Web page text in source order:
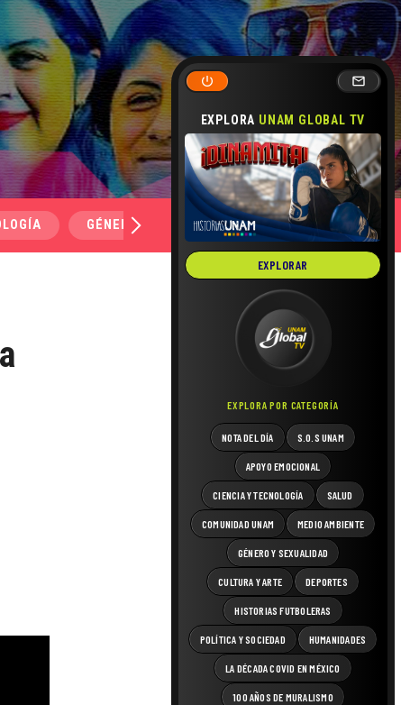
EXPLORA UNAM GLOBAL TV
EXPLORAR
EXPLORA POR CATEGORÍA
NOTA DEL DÍA S.O.S UNAM
APOYO EMOCIONAL
CIENCIA Y TECNOLOGÍA SALUD
COMUNIDAD UNAM MEDIO AMBIENTE
GÉNERO Y SEXUALIDAD
CULTURA Y ARTE DEPORTES
HISTORIAS FUTBOLERAS
POLÍTICA Y SOCIEDAD HUMANIDADES
LA DÉCADA COVID EN MÉXICO
100 AÑOS DE MURALISMO
GÉNERO Y SEXUALIDAD SALUD